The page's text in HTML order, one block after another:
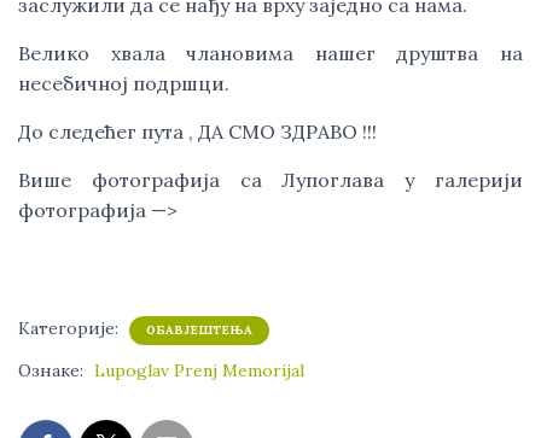
заслужили да се нађу на врху заједно са нама.
Велико хвала члановима нашег друштва на
несебичној подршци.
До следећег пута , ДА СМО ЗДРАВО !!!
Више фотографија са Лупоглава у галерији
фотографија —>
Категорије: ОБАВЈЕШТЕЊА
Ознаке: Lupoglav Prenj Memorijal